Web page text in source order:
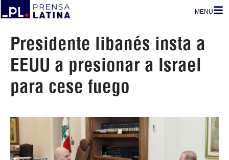
MENU
Presidente libanés insta a
EEUU a presionar a Israel
para cese fuego